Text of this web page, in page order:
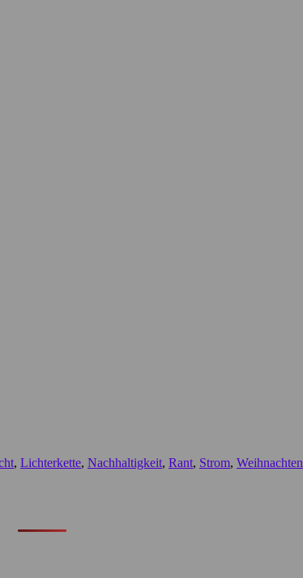
, Lichterkette, Nachhaltigkeit, Rant, Strom, Weihnachten